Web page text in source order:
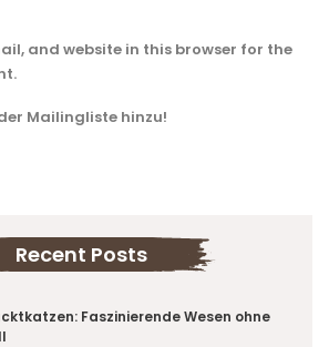
and website in this browser for the
Mailingliste hinzu!
Recent Posts
Faszinierende Wesen ohne